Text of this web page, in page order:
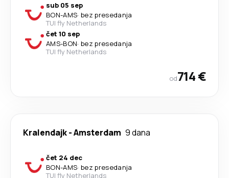
sub 05 sep
BON-AMS· bez presedanja
TUI fly Netherlands
čet 10 sep
AMS-BON· bez presedanja
TUI fly Netherlands
od714 €
Kralendajk-Amsterdam 9 dana
čet 24 dec
BON-AMS· bez presedanja
TUI fly Netherlands